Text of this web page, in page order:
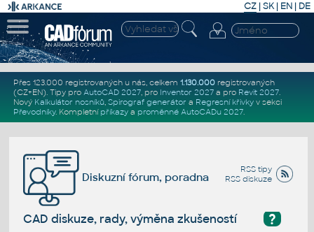
CZ | SK| EN | DE
Přes 123.000 registrovaných u nás, celkem 1.130.000registrovaných
(CZ+EN). Tipy pro AutoCAD 2027, pro Inventor 2027a pro Revit 2027.
Nový Kalkulátor nosníků, Spirograf generátor a Regresní křivkyv sekci
Převodníky. Kompletní příkazya proměnné AutoCADu 2027.
RSS tipy
RSS diskuze
Diskuzní fórum, poradna
?
CAD diskuze, rady, výměna zkušeností